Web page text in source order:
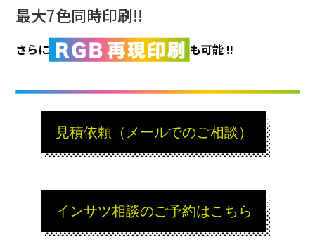
最大7色同時印刷!!
さらに も可能 !!
見積依頼（メールでのご相談）
インサツ相談のご予約はこちら